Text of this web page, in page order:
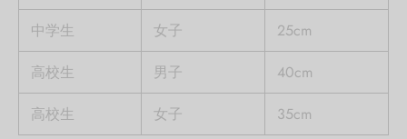
中学生
女子
25cm
高校生
男子
40cm
高校生
女子 35cm